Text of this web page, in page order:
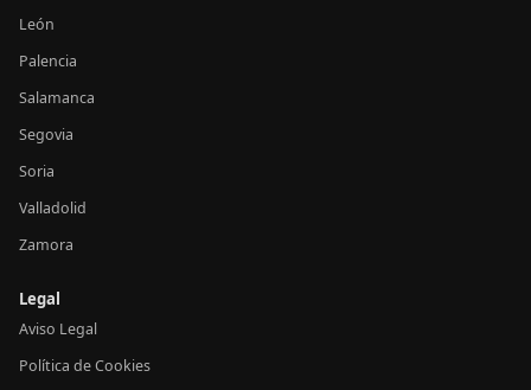
León
Palencia
Salamanca
Segovia
Soria
Valladolid
Zamora
Legal
Aviso Legal
Política de Cookies